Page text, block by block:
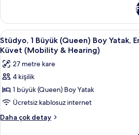
Hearing)
için
tüm
fotoğrafları
görün
Boy
Yatak,
Engellilere
Uygun,
(View,
Hearing)
hakkında
daha
fazla
Stüdyo,
1
Büyük
(Queen)
Boy
Yatak,
Engellilere
Uygun,
Anti
8
Stüdyo, 1 Büyük (Queen) Boy Yatak,
Küvet (Mobility & Hearing)
27 metre kare
4 kişilik
1 büyük (Queen) Boy Yatak
Ücretsiz kablosuz internet
Daha çok detay
Stüdyo,